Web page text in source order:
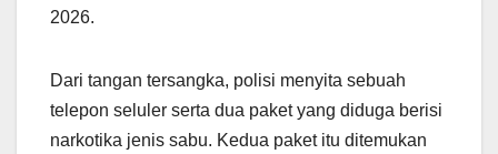
2026.
Dari tangan tersangka, polisi menyita sebuah
telepon seluler serta dua paket yang diduga berisi
narkotika jenis sabu. Kedua paket itu ditemukan